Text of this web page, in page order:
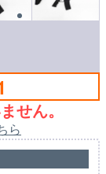
せん。
ら